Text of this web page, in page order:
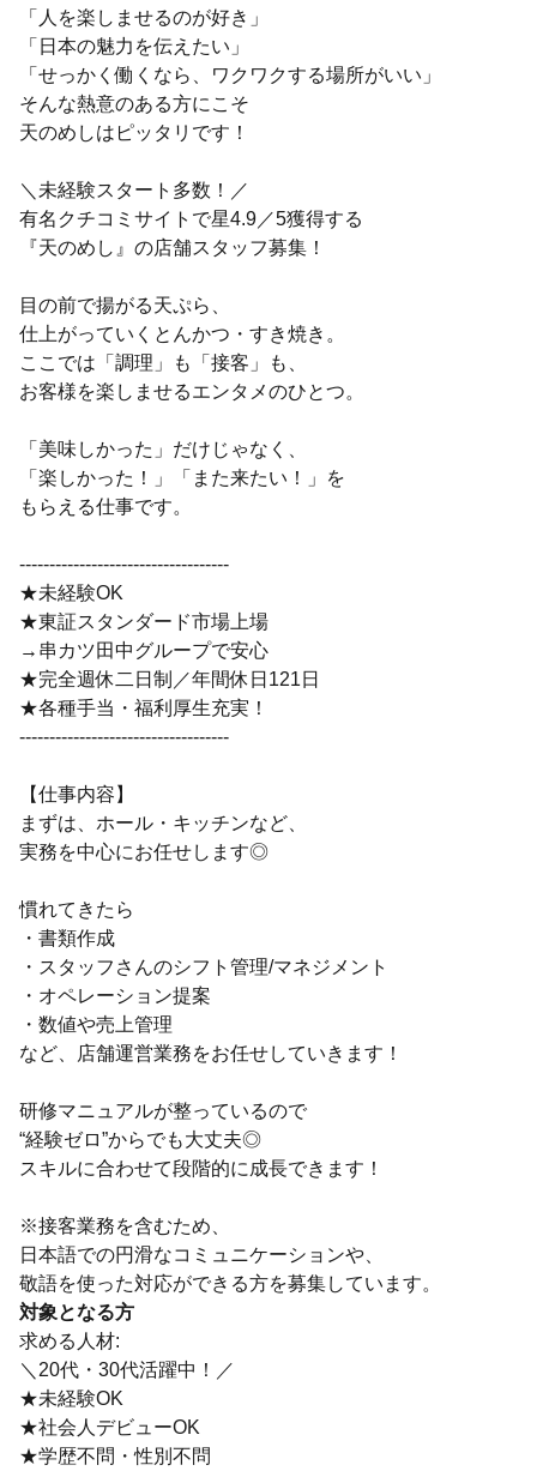
「人を楽しませるのが好き」
「日本の魅力を伝えたい」
「せっかく働くなら、ワクワクする場所がいい」
そんな熱意のある方にこそ
天のめしはピッタリです！
＼未経験スタート多数！／
有名クチコミサイトで星4.9／5獲得する
『天のめし』の店舗スタッフ募集！
目の前で揚がる天ぷら、
仕上がっていくとんかつ・すき焼き。
ここでは「調理」も「接客」も、
お客様を楽しませるエンタメのひとつ。
「美味しかった」だけじゃなく、
「楽しかった！」「また来たい！」を
もらえる仕事です。
-----------------------------------
★未経験OK
★東証スタンダード市場上場
→串カツ田中グループで安心
★完全週休二日制／年間休日121日
★各種手当・福利厚生充実！
-----------------------------------
【仕事内容】
まずは、ホール・キッチンなど、
実務を中心にお任せします◎
慣れてきたら
・書類作成
・スタッフさんのシフト管理/マネジメント
・オペレーション提案
・数値や売上管理
など、店舗運営業務をお任せしていきます！
研修マニュアルが整っているので
“経験ゼロ”からでも大丈夫◎
スキルに合わせて段階的に成長できます！
※接客業務を含むため、
日本語での円滑なコミュニケーションや、
敬語を使った対応ができる方を募集しています。
対象となる方
求める人材:
＼20代・30代活躍中！／
★未経験OK
★社会人デビューOK
★学歴不問・性別不問